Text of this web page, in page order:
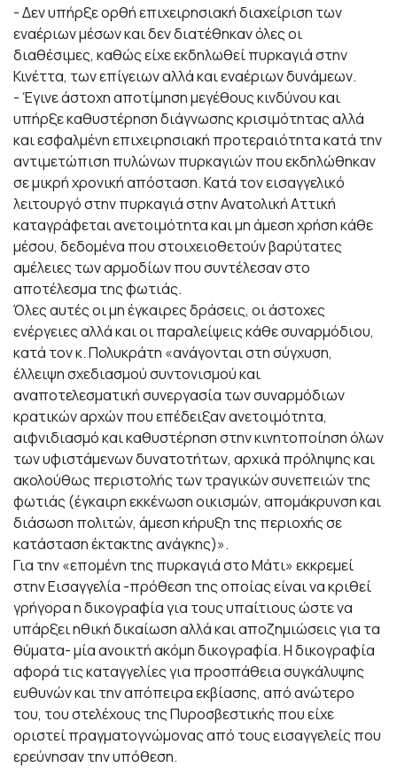
- Δεν υπήρξε ορθή επιχειρησιακή διαχείριση των
εναέριων μέσων και δεν διατέθηκαν όλες οι
διαθέσιμες, καθώς είχε εκδηλωθεί πυρκαγιά στην
Κινέττα, των επίγειων αλλά και εναέριων δυνάμεων.
- Έγινε άστοχη αποτίμηση μεγέθους κινδύνου και
υπήρξε καθυστέρηση διάγνωσης κρισιμότητας αλλά
και εσφαλμένη επιχειρησιακή προτεραιότητα κατά την
αντιμετώπιση πυλώνων πυρκαγιών που εκδηλώθηκαν
σε μικρή χρονική απόσταση. Κατά τον εισαγγελικό
λειτουργό στην πυρκαγιά στην Ανατολική Αττική
καταγράφεται ανετοιμότητα και μη άμεση χρήση κάθε
μέσου, δεδομένα που στοιχειοθετούν βαρύτατες
αμέλειες των αρμοδίων που συντέλεσαν στο
αποτέλεσμα της φωτιάς.
Όλες αυτές οι μη έγκαιρες δράσεις, οι άστοχες
ενέργειες αλλά και οι παραλείψεις κάθε συναρμόδιου,
κατά τον κ. Πολυκράτη «ανάγονται στη σύγχυση,
έλλειψη σχεδιασμού συντονισμού και
αναποτελεσματική συνεργασία των συναρμόδιων
κρατικών αρχών που επέδειξαν ανετοιμότητα,
αιφνιδιασμό και καθυστέρηση στην κινητοποίηση όλων
των υφιστάμενων δυνατοτήτων, αρχικά πρόληψης και
ακολούθως περιστολής των τραγικών συνεπειών της
φωτιάς (έγκαιρη εκκένωση οικισμών, απομάκρυνση και
διάσωση πολιτών, άμεση κήρυξη της περιοχής σε
κατάσταση έκτακτης ανάγκης)».
Για την «επομένη της πυρκαγιά στο Μάτι» εκκρεμεί
στην Εισαγγελία -πρόθεση της οποίας είναι να κριθεί
γρήγορα η δικογραφία για τους υπαίτιους ώστε να
υπάρξει ηθική δικαίωση αλλά και αποζημιώσεις για τα
θύματα- μία ανοικτή ακόμη δικογραφία. Η δικογραφία
αφορά τις καταγγελίες για προσπάθεια συγκάλυψης
ευθυνών και την απόπειρα εκβίασης, από ανώτερο
του, του στελέχους της Πυροσβεστικής που είχε
οριστεί πραγματογνώμονας από τους εισαγγελείς που
ερεύνησαν την υπόθεση.